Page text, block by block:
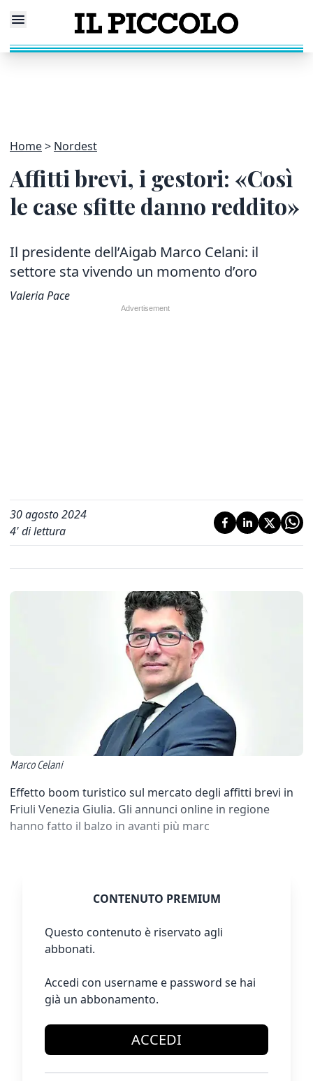
Home Nordest
Affitti brevi, i gestori: «Così
le case sfitte danno reddito»
Il presidente dell’Aigab Marco Celani: il
settore sta vivendo un momento d’oro
Valeria Pace
30 agosto 2024
4' di lettura
Marco Celani
Effetto boom turistico sul mercato degli affitti brevi in
Friuli Venezia Giulia. Gli annunci online in regione
hanno fatto il balzo in avanti più marc
CONTENUTO PREMIUM
Questo contenuto è riservato agli
abbonati.
Accedi con username e password se hai
già un abbonamento.
ACCEDI